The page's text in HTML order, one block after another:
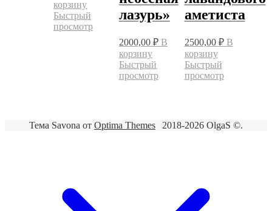
корзину
Быстрый
просмотр
лазурь»
2000,00 ₽ В
корзину
Быстрый
просмотр
аметиста
2500,00 ₽ В
корзину
Быстрый
просмотр
2018-2026 OlgaS ©.
Тема Savona от Optima Themes